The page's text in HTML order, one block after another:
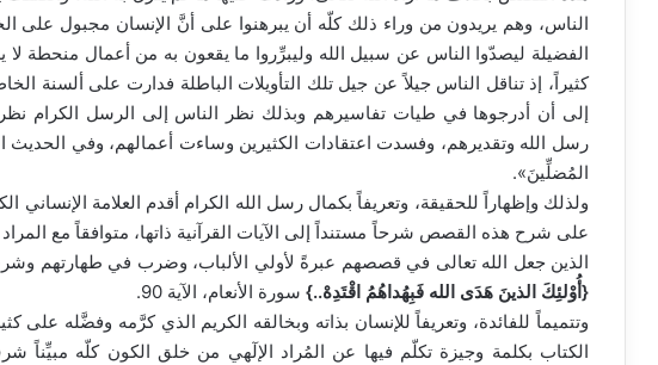
الناس، وهم يريدون من وراء ذلك كلّه أن يبرهنوا على أنَّ الإنسان مجبول على
الفضيلة ليصدّوا الناس عن سبيل الله وليبرِّروا ما يقعون به من أعمال منحطة لا
كثيراً، إذ تناقل الناس جيلاً عن جيل تلك التأويلات الباطلة فدارت على ألسنة
إلى أن أدرجوها في طيات تفاسيرهم وبذلك نظر الناس إلى الرسل الكرام
رسل الله وتقديرهم، وفسدت اعتقادات الكثيرين وساءت أعمالهم، وفي الحديث
المُضلِّينَ».
ولذلك وإظهاراً للحقيقة، وتعريفاً بكمال رسل الله الكرام أقدم العلامة
على شرح هذه القصص شرحاً مستنداً إلى الآيات القرآنية ذاتها، متوافقاً مع المراد
الذين جعل الله تعالى في قصصهم عبرةً لأولي الألباب، وضرب في طهارتهم
{أُوْلئِكَ الذينَ هَدَى الله فَبِهُداهُمُ اقْتَدِهْ..} سورة الأنعام، الآية 90.
وتتميماً للفائدة، وتعريفاً للإنسان بذاته وبخالقه الكريم الذي كرَّمه وفضَّله على
الكتاب بكلمة وجيزة تكلّم فيها عن المُراد الإلٓهي من خلق الكون كلّه مبيِّناً